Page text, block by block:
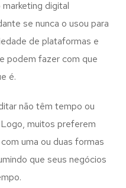
digital
se nunca o usou para
de plataformas e
podem fazer com que
é.
não têm tempo ou
muitos preferem
uma ou duas formas
que seus negócios